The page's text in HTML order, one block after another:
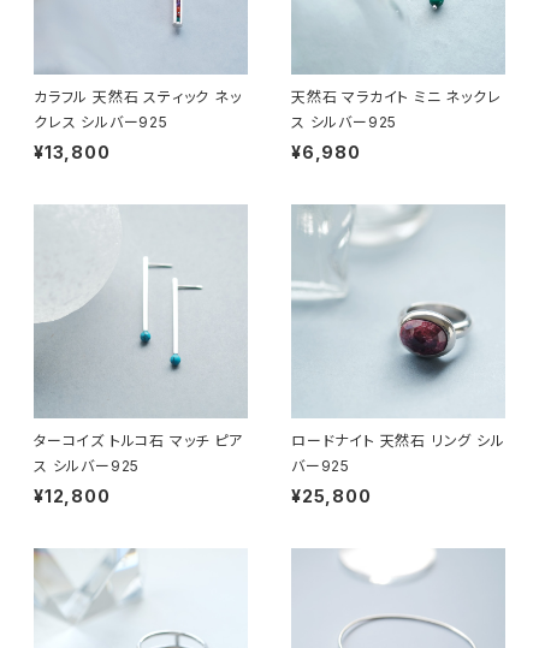
カラフル 天然石 スティック ネッ
クレス シルバー925
¥13,800
天然石 マラカイト ミニ ネックレ
ス シルバー925
¥6,980
ターコイズ トルコ石 マッチ ピア
ス シルバー925
¥12,800
ロードナイト 天然石 リング シル
バー925
¥25,800